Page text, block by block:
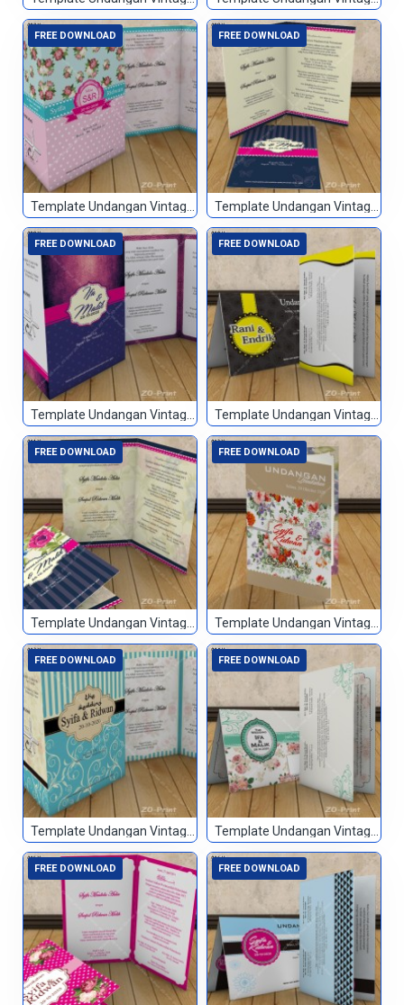
FREE DOWNLOAD FREE DOWNLOAD
FREE DOWNLOAD FREE DOWNLOAD
FREE DOWNLOAD FREE DOWNLOAD
FREE DOWNLOAD FREE DOWNLOAD
FREE DOWNLOAD FREE DOWNLOAD